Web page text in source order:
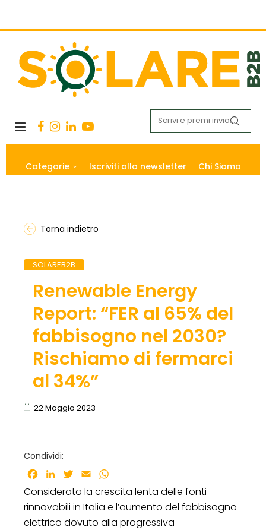
Categorie Iscriviti alla newsletter Chi Siamo
Torna indietro
SOLAREB2B
Renewable Energy
Report: “FER al 65% del
fabbisogno nel 2030?
Rischiamo di fermarci
al 34%”
22 Maggio 2023
Condividi:
Facebook
LinkedInTwitter
Email
Considerata la crescita lenta delle fonti
rinnovabili in Italia e l’aumento del fabbisogno
elettrico dovuto alla progressiva